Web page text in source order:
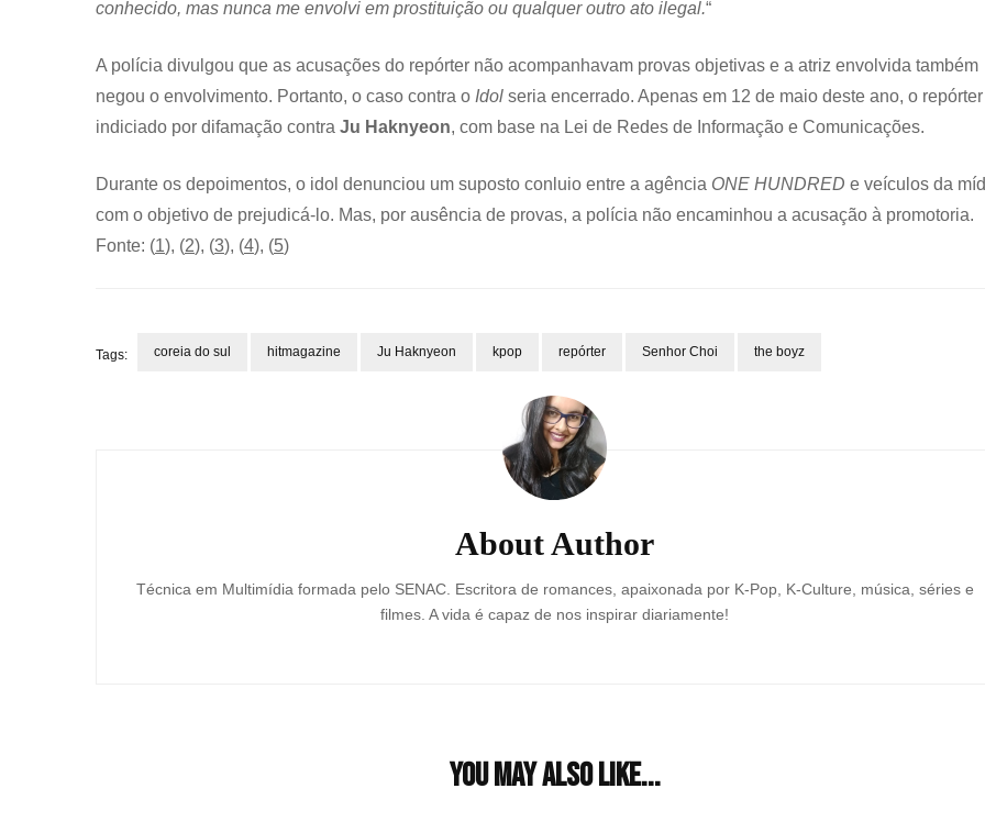
conhecido, mas nunca me envolvi em prostituição ou qualquer outro ato ilegal.“
A polícia divulgou que as acusações do repórter não acompanhavam provas objetivas e a atriz envolvida também
negou o envolvimento. Portanto, o caso contra o Idol seria encerrado. Apenas em 12 de maio deste ano, o
indiciado por difamação contra Ju Haknyeon, com base na Lei de Redes de Informação e Comunicações.
Durante os depoimentos, o idol denunciou um suposto conluio entre a agência ONE HUNDRED e veículos da
com o objetivo de prejudicá-lo. Mas, por ausência de provas, a polícia não encaminhou a acusação à promotoria.
Fonte: (1), (2), (3), (4), (5)
Tags: coreia do sul hitmagazine Ju Haknyeon kpop repórter Senhor Choi the boyz
About Author
Técnica em Multimídia formada pelo SENAC. Escritora de romances, apaixonada por K-Pop, K-Culture, música, séries e
filmes. A vida é capaz de nos inspirar diariamente!
You may also like...